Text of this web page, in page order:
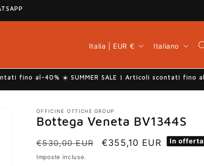
s
e
A
r
a
g
Italia | EUR €
g
u
Italiano
fino al-40% ☀️ SUMMER SALE | Articoli scontati fino
OFFICINE OTTICHE GROUP
Bottega Veneta BV1344S
Prezzo
di
€530,00 EUR
Prezzo
€355,10 EUR In offerta
Imposte incluse.